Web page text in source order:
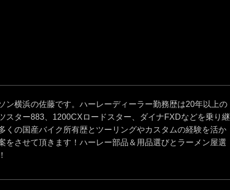
ン横浜の佐藤です。ハーレーディーラー勤務歴は20年以上の
スター883、1200CXロードスター、ダイナFXDなどを乗り継
くの国産バイク所有歴とツーリングやカスタムの経験を活か
をさせて頂きます！ハーレー部品＆用品選びとラーメン屋選